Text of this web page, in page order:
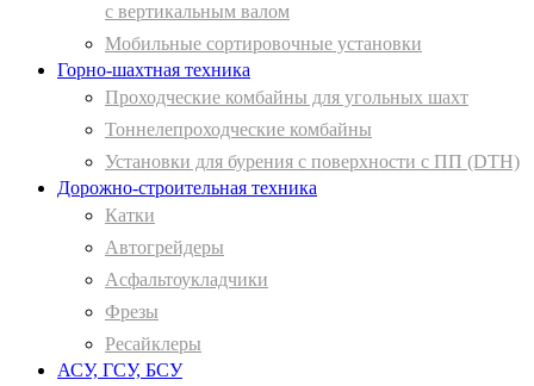
с вертикальным валом
Мобильные сортировочные установки
Горно-шахтная техника
Проходческие комбайны для угольных шахт
Тоннелепроходческие комбайны
Установки для бурения с поверхности с ПП (DTH)
Дорожно-строительная техника
Катки
Автогрейдеры
Асфальтоукладчики
Фрезы
Ресайклеры
АСУ, ГСУ, БСУ